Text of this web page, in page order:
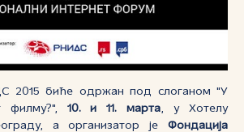
2015 биће одржан под слоганом "У
филму?", 10. и 11. марта , у Хотелу
а организатор је Фондација